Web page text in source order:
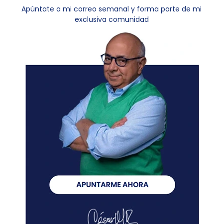
Apúntate a mi correo semanal y forma parte de mi
exclusiva comunidad